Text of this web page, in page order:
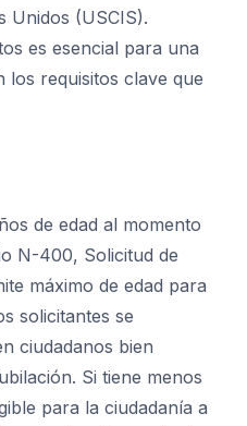
Unidos (USCIS).
es esencial para una
los requisitos clave que
de edad al momento
N-400, Solicitud de
máximo de edad para
solicitantes se
ciudadanos bien
Si tiene menos
para la ciudadanía a